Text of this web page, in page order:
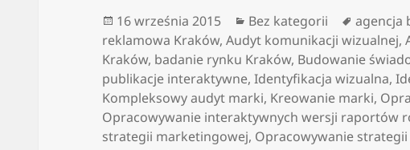
Data
publikacji
16 września 2015 Kategorie
Bez kategorii Tagi
agencja
reklamowa Kraków,Audyt komunikacji wizualnej,
Kraków, badanie rynku Kraków, Budowanie
publikacje interaktywne,Identyfikacja wizualna,
Kompleksowy audyt marki, Kreowanie marki,
Opracowywanie interaktywnych wersji raportów
strategii marketingowej, Opracowywanie